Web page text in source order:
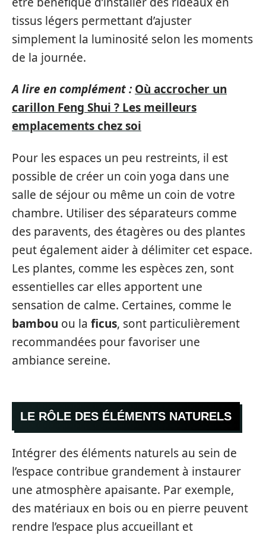
tissus légers permettant d’ajuster
simplement la luminosité selon les moments
de la journée.
A lire en complément : Où accrocher un
carillon Feng Shui ? Les meilleurs
emplacements chez soi
Pour les espaces un peu restreints, il est
possible de créer un coin yoga dans une
salle de séjour ou même un coin de votre
chambre. Utiliser des séparateurs comme
des paravents, des étagères ou des plantes
peut également aider à délimiter cet espace.
Les plantes, comme les espèces zen, sont
essentielles car elles apportent une
sensation de calme. Certaines, comme le
bambou ou la ficus, sont particulièrement
recommandées pour favoriser une
ambiance sereine.
LE RÔLE DES ÉLÉMENTS NATURELS
Intégrer des éléments naturels au sein de
l’espace contribue grandement à instaurer
une atmosphère apaisante. Par exemple,
des matériaux en bois ou en pierre peuvent
rendre l’espace plus accueillant et